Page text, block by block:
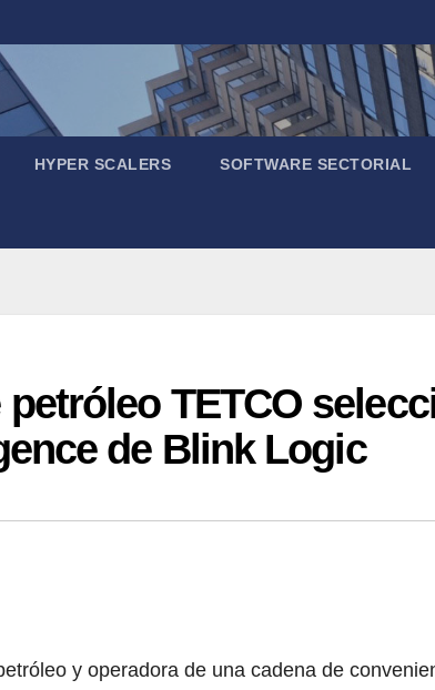
HYPER SCALERS SOFTWARE SECTORIAL
TETCO
de Blink Logic
y operadora de una cadena de